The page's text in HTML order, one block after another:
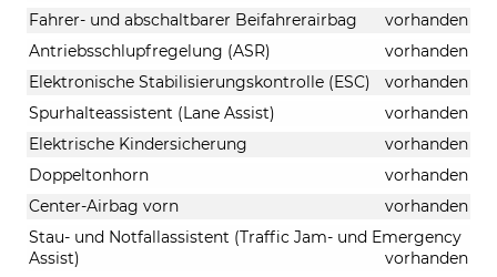
Fahrer- und abschaltbarer Beifahrerairbag
vorhanden
Antriebsschlupfregelung (ASR)
vorhanden
Elektronische Stabilisierungskontrolle (ESC)
vorhanden
Spurhalteassistent (Lane Assist)
vorhanden
Elektrische Kindersicherung
vorhanden
Doppeltonhorn
vorhanden
Center-Airbag vorn
vorhanden
Stau- und Notfallassistent (Traffic Jam- und Emergency
Assist)
vorhanden